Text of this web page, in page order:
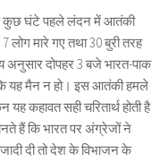
कुछ घंटे पहले लंदन में आतंकी
लोग मारे गए तथा 30 बुरी तरह
अनुसार दोपहर 3 बजे भारत-पाक
यह मैन न हो। इस आतंकी हमले
कहावत सही चरितार्थ होती है
हैं कि भारत पर अंग्रेजों ने
दी तो देश के विभाजन के